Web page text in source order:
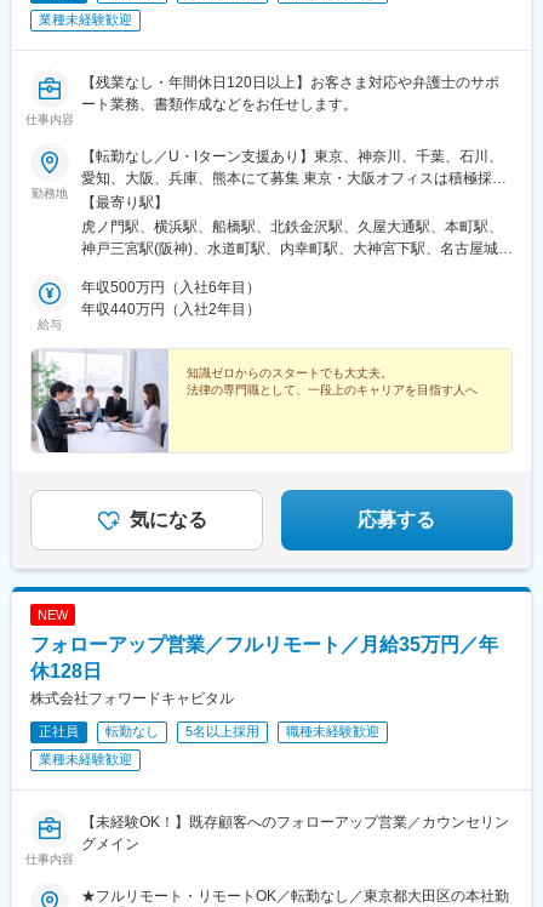
業種未経験歓迎
仕事内容
【残業なし・年間休日120日以上】お客さま対応や弁護士のサポ
ート業務、書類作成などをお任せします。
勤務地
【転勤なし／U・Iターン支援あり】東京、神奈川、千葉、石川、
愛知、大阪、兵庫、熊本にて募集 東京・大阪オフィスは積極採用
中です◎◎下記いずれかのオフィスでの勤務東京：東京都港区西
新橋1-8-1 REVZO虎ノ門9階横浜：神奈川県横浜市西区北幸1-
11-11 NMF横浜西口ビル7階 船橋：千葉県船橋市本町2-1-34 船
階 名古屋：愛知県名古屋市東区泉1-1-31 吉泉ビル10階 大阪：大
阪府大阪市西区西本町1-7-1 信濃橋FJビル4・5階神戸：兵庫県神
本県熊本市中央区安政町 4-23 アクア熊本水道町 6階※受動喫煙
対策：防止条例に基づき所内分煙
【最寄り駅】
虎ノ門駅、横浜駅、船橋駅、北鉄金沢駅、久屋大通駅、本町駅、
神戸三宮駅(阪神)、水道町駅、内幸町駅、大神宮下駅、名古屋城
三宮駅(神戸新交通)、九品寺交差点駅
給与
年収500万円（入社6年目）
年収440万円（入社2年目）
知識ゼロからのスタートでも大丈夫。
法律の専門職として、一段上のキャリアを目指す人へ
気になる 応募する
NEW
フォローアップ営業／フルリモート／月給35万円／年
休128日
株式会社フォワードキャピタル
正社員 転勤なし 5名以上採用
職種未経験歓迎
業種未経験歓迎
仕事内容
【未経験OK！】既存顧客へのフォローアップ営業／カウンセリン
グメイン
★フルリモート・リモートOK／転勤なし／東京都大田区の本社勤